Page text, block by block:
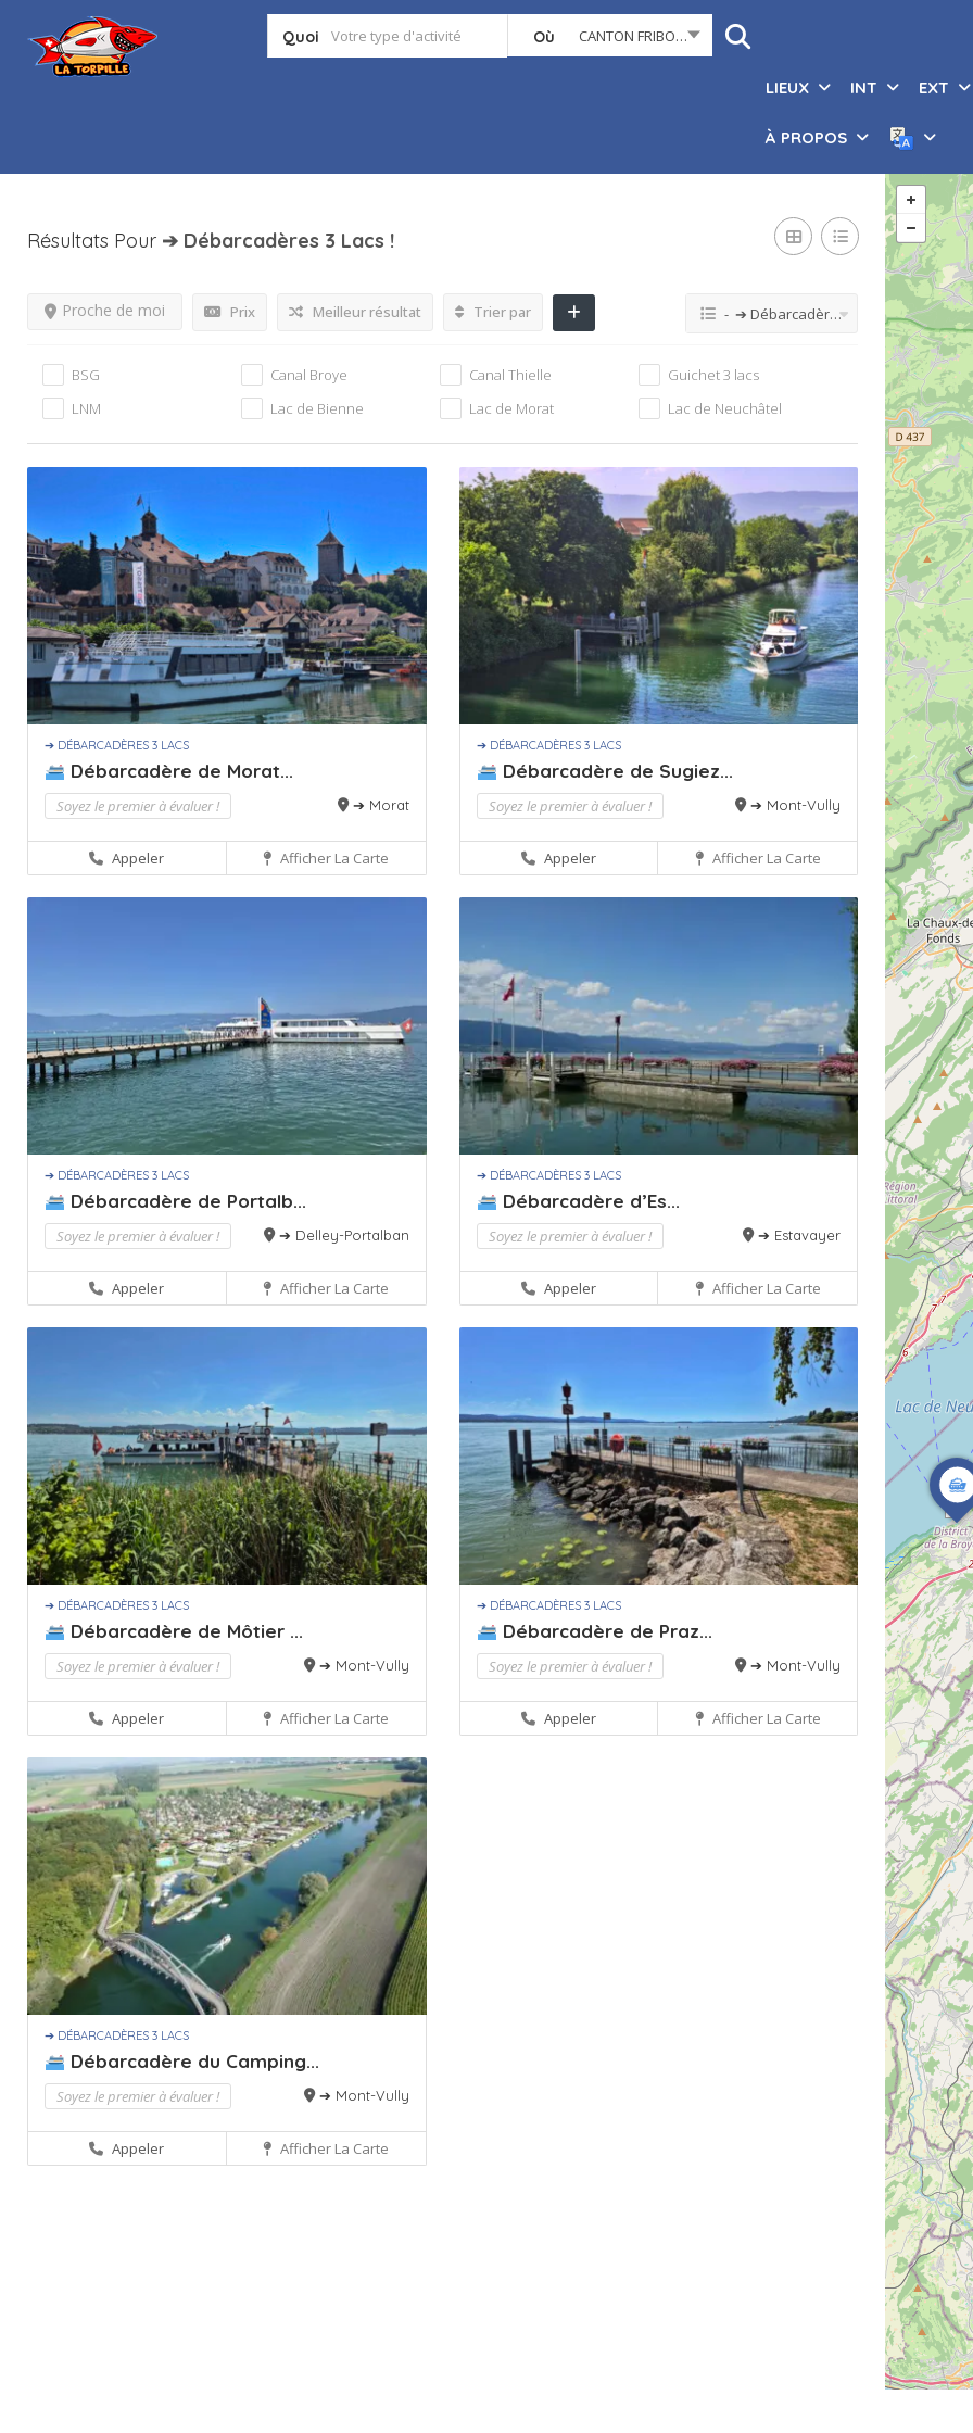
Quoi Où CANTON FRIBOURG
LIEUX INT EXT
À PROPOS
Résultats Pour ➔ Débarcadères 3 Lacs !
Prix
Proche de moi Meilleur résultat Trier par - ➔ Débarcadères 3 Lacs
BSG Canal Broye Canal Thielle
Guichet 3 lacs
LNM
Lac de Bienne Lac de Morat Lac de Neuchâtel
➔ DÉBARCADÈRES 3 LACS
Débarcadère de Morat...
Soyez le premier à évaluer ! ➔ Morat
Appeler Afficher La Carte
➔ DÉBARCADÈRES 3 LACS
Débarcadère de Sugiez...
Soyez le premier à évaluer ! ➔ Mont-Vully
Appeler Afficher La Carte
➔ DÉBARCADÈRES 3 LACS
Débarcadère de Portalb...
Soyez le premier à évaluer ! ➔ Delley-Portalban
Appeler Afficher La Carte
➔ DÉBARCADÈRES 3 LACS
Débarcadère d’Es...
Soyez le premier à évaluer ! ➔ Estavayer
Appeler Afficher La Carte
➔ DÉBARCADÈRES 3 LACS
Débarcadère de Môtier ...
Soyez le premier à évaluer ! ➔ Mont-Vully
Appeler Afficher La Carte
➔ DÉBARCADÈRES 3 LACS
Débarcadère de Praz...
Soyez le premier à évaluer ! ➔ Mont-Vully
Appeler Afficher La Carte
➔ DÉBARCADÈRES 3 LACS
Débarcadère du Camping...
Soyez le premier à évaluer ! ➔ Mont-Vully
Appeler Afficher La Carte